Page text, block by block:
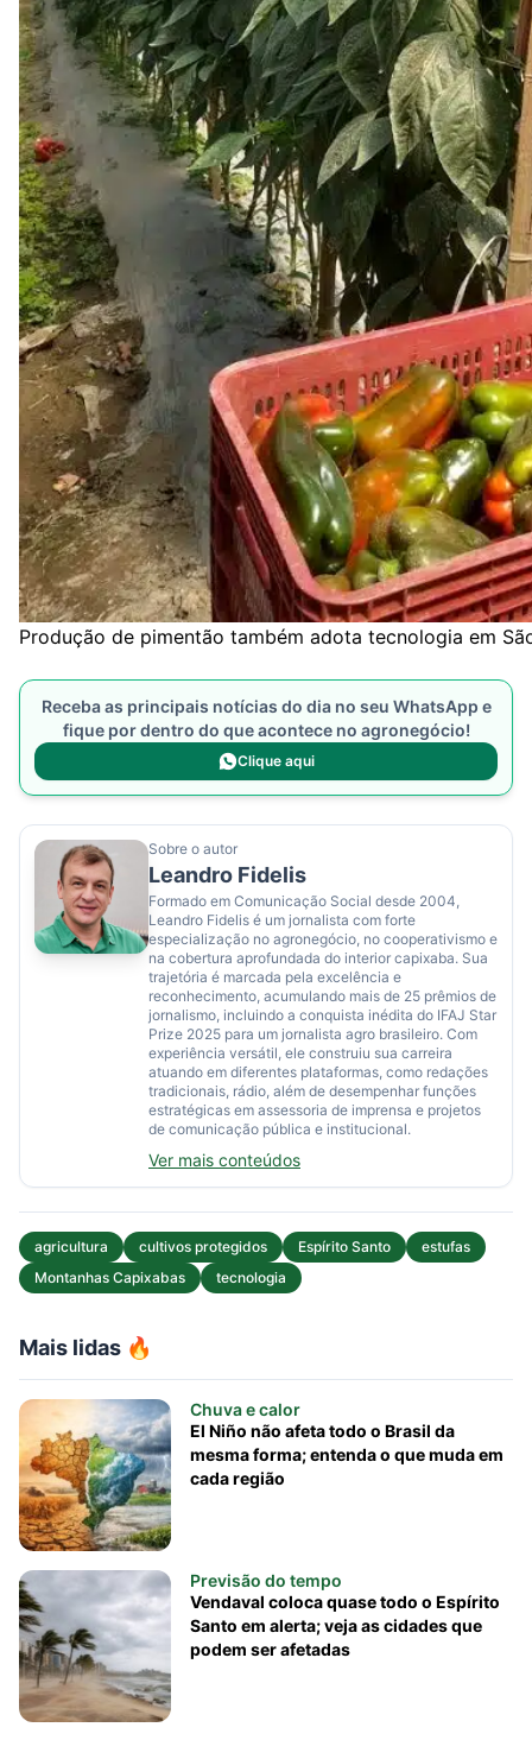
Mais lidas 🔥
Chuva e calor
El Niño não afeta todo o Brasil da
mesma forma; entenda o que muda em
cada região
Previsão do tempo
Vendaval coloca quase todo o Espírito
Santo em alerta; veja as cidades que
podem ser afetadas
Produção de pimentão também adota tecnologia em
Receba as principais notícias do dia no seu WhatsApp e
fique por dentro do que acontece no agronegócio!
Clique aqui
Sobre o autor
Leandro Fidelis
Formado em Comunicação Social desde 2004,
Leandro Fidelis é um jornalista com forte
especialização no agronegócio, no cooperativismo e
na cobertura aprofundada do interior capixaba. Sua
trajetória é marcada pela excelência e
reconhecimento, acumulando mais de 25 prêmios de
jornalismo, incluindo a conquista inédita do IFAJ Star
Prize 2025 para um jornalista agro brasileiro. Com
experiência versátil, ele construiu sua carreira
atuando em diferentes plataformas, como redações
tradicionais, rádio, além de desempenhar funções
estratégicas em assessoria de imprensa e projetos
de comunicação pública e institucional.
Ver mais conteúdos
agricultura cultivos protegidos Espírito Santo
estufas
Montanhas Capixabas
tecnologia